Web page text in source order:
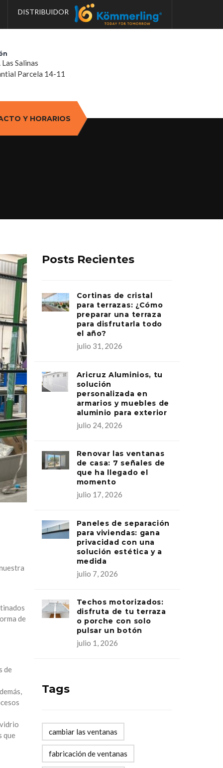
DISTRIBUIDOR
Las Salinas
Parcela 14-11
Y HORARIOS
de
de
que
Posts Recientes
Cortinas de cristal
para terrazas: ¿Cómo
preparar una terraza
para disfrutarla todo
el año?
julio 31, 2026
Aricruz Aluminios, tu
solución
personalizada en
armarios y muebles de
aluminio para exterior
julio 24, 2026
Renovar las ventanas
de casa: 7 señales de
que ha llegado el
momento
julio 17, 2026
Paneles de separación
para viviendas: gana
privacidad con una
solución estética y a
medida
julio 7, 2026
Techos motorizados:
disfruta de tu terraza
o porche con solo
pulsar un botón
julio 1, 2026
Tags
cambiar las ventanas
fabricación de ventanas